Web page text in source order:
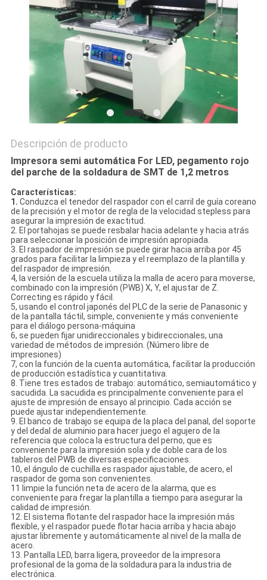
PRIVACIDAD
Descripción de producto
Impresora semi automática For LED, pegamento rojo
del parche de la soldadura de SMT de 1,2 metros
Características:
1. Conduzca el tenedor del raspador con el carril de guía coreano
de la precisión y el motor de regla de la velocidad stepless para
asegurar la impresión de exactitud.
2. El portahojas se puede resbalar hacia adelante y hacia atrás
para seleccionar la posición de impresión apropiada.
3. El raspador de impresión se puede girar hacia arriba por 45
grados para facilitar la limpieza y el reemplazo de la plantilla y
del raspador de impresión.
4, la versión de la escuela utiliza la malla de acero para moverse,
combinado con la impresión (PWB) X, Y, el ajustar de Z.
Correcting es rápido y fácil.
5, usando el control japonés del PLC de la serie de Panasonic y
de la pantalla táctil, simple, conveniente y más conveniente
para el diálogo persona-máquina
6, se pueden fijar unidireccionales y bidireccionales, una
variedad de métodos de impresión. (Número libre de
impresiones)
7, con la función de la cuenta automática, facilitar la producción
de producción estadística y cuantitativa.
8. Tiene tres estados de trabajo: automático, semiautomático y
sacudida. La sacudida es principalmente conveniente para el
ajuste de impresión de ensayo al principio. Cada acción se
puede ajustar independientemente.
9. El banco de trabajo se equipa de la placa del panal, del soporte
y del dedal de aluminio para hacer juego el agujero de la
referencia que coloca la estructura del perno, que es
conveniente para la impresión sola y de doble cara de los
tableros del PWB de diversas especificaciones.
10, el ángulo de cuchilla es raspador ajustable, de acero, el
raspador de goma son convenientes.
11 limpie la función neta de acero de la alarma, que es
conveniente para fregar la plantilla a tiempo para asegurar la
calidad de impresión.
12. El sistema flotante del raspador hace la impresión más
flexible, y el raspador puede flotar hacia arriba y hacia abajo
ajustar libremente y automáticamente al nivel de la malla de
acero.
13. Pantalla LED, barra ligera, proveedor de la impresora
profesional de la goma de la soldadura para la industria de
electrónica.